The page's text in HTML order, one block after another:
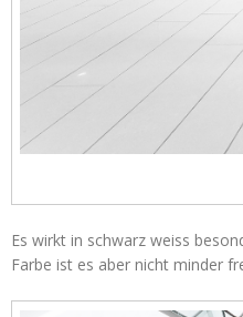
Es wirkt in schwarz weiss
Farbe ist es aber nicht minder